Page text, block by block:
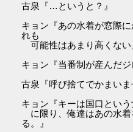
古泉『…というと？』
キョン『あの水着が窓際
れも
可能性はあまり高くない
キョン『当番制が産んだジ
古泉『呼び捨てでかまい
キョン『キーは国口とい
に限り、俺達はあの水
る。』